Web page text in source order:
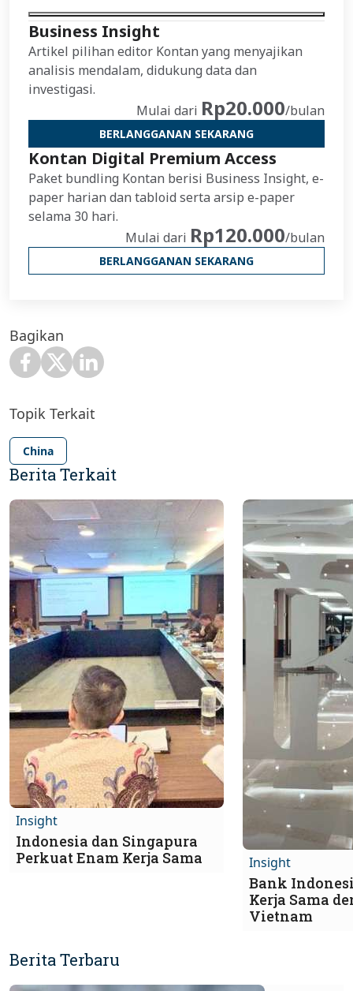
Business Insight
Artikel pilihan editor Kontan yang menyajikan
analisis mendalam, didukung data dan
investigasi.
Mulai dari Rp20.000/bulan
BERLANGGANAN SEKARANG
Kontan Digital Premium Access
Paket bundling Kontan berisi Business Insight, e-
paper harian dan tabloid serta arsip e-paper
selama 30 hari.
Mulai dari Rp120.000/bulan
BERLANGGANAN SEKARANG
Bagikan
Topik Terkait
China
Berita Terkait
Insight
Indonesia dan Singapura
Perkuat Enam Kerja Sama
Insight
Bank
Kerja Sama
Vietnam
Berita Terbaru